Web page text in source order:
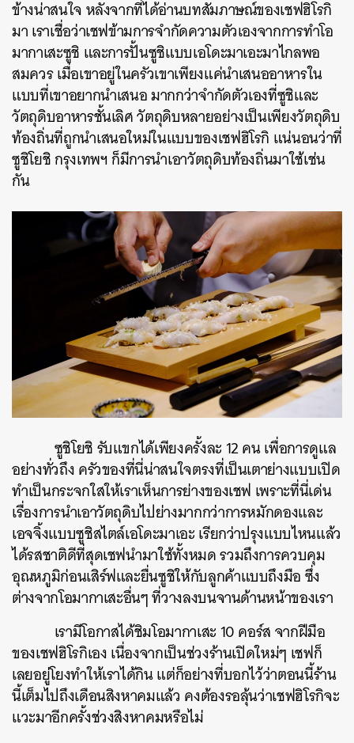
ข้างน่าสนใจ หลังจากที่ได้อ่านบทสัมภาษณ์ของเชฟฮิโรกิ
มา เราเชื่อว่าเชฟข้ามการจำกัดความตัวเองจากการทำโอ
มากาเสะซูชิ และการปั้นซูชิแบบเอโดะมาเอะมาไกลพอ
สมควร เมื่อเขาอยู่ในครัวเขาเพียงแค่นำเสนออาหารใน
แบบที่เขาอยากนำเสนอ มากกว่าจำกัดตัวเองที่ซูชิและ
วัตถุดิบอาหารชั้นเลิศ วัตถุดิบหลายอย่างเป็นเพียงวัตถุดิบ
ท้องถิ่นที่ถูกนำเสนอใหม่ในแบบของเชฟฮิโรกิ แน่นอนว่าที่
ซูชิโยชิ กรุงเทพฯ ก็มีการนำเอาวัตถุดิบท้องถิ่นมาใช้เช่น
กัน
ซูชิโยชิ รับแขกได้เพียงครั้งละ 12 คน เพื่อการดูแล
อย่างทั่วถึง ครัวของที่นี่น่าสนใจตรงที่เป็นเตาย่างแบบเปิด
ทำเป็นกระจกใสให้เราเห็นการย่างของเชฟ เพราะที่นี่เด่น
เรื่องการนำเอาวัตถุดิบไปย่างมากกว่าการหมักดองและ
เอจจิ้งแบบซูชิสไตล์เอโดะมาเอะ เรียกว่าปรุงแบบไหนแล้ว
ได้รสชาติดีที่สุดเชฟนำมาใช้ทั้งหมด รวมถึงการควบคุม
อุณหภูมิก่อนเสิร์ฟและยื่นซูชิให้กับลูกค้าแบบถึงมือ ซึ่ง
ต่างจากโอมากาเสะอื่นๆ ที่วางลงบนจานด้านหน้าของเรา
เรามีโอกาสได้ชิมโอมากาเสะ 10 คอร์ส จากฝีมือ
ของเชฟฮิโรกิเอง เนื่องจากเป็นช่วงร้านเปิดใหม่ๆ เชฟก็
เลยอยู่โยงทำให้เราได้กิน แต่ก็อย่างที่บอกไว้ว่าตอนนี้ร้าน
นี้เต็มไปถึงเดือนสิงหาคมแล้ว คงต้องรอลุ้นว่าเชฟฮิโรกิจะ
แวะมาอีกครั้งช่วงสิงหาคมหรือไม่